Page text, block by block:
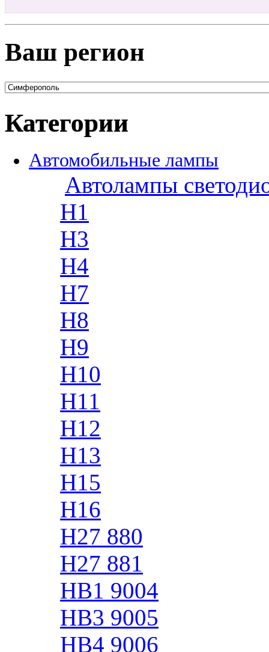
Ваш регион
Категории
Автомобильные лампы
Автолампы
H1
H3
H4
H7
H8
H9
H10
H11
H12
H13
H15
H16
H27 880
H27 881
HB1 9004
HB3 9005
HB4 9006